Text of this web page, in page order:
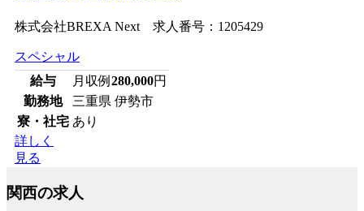
株式会社BREXA Next 求人番号：1205429
スペシャル
給与
月収例 280,000円
勤務地
三重県 伊勢市
寮・社宅 あり
詳しく
見る
関西の求人